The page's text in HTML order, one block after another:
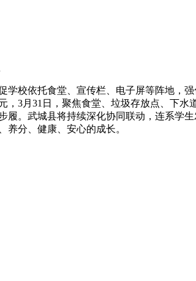
依托食堂、宣传栏、电子屏等阵地，
3月31日，聚焦食堂、垃圾存放点、下
。武城县将持续深化协同联动，连系学
分、健康、安心的成长。